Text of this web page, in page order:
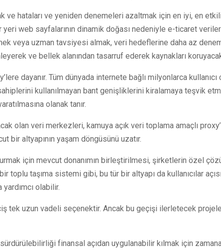
ve hataları ve yeniden denemeleri azaltmak için en iyi, en etkili
web sayfalarının dinamik doğası nedeniyle e-ticaret
veya uzman tavsiyesi almak, veri hedeflerine daha az
ve bellek alanından tasarruf ederek kaynakları
dayanır. Tüm dünyada internete bağlı milyonlarca kullanıcı
kullanılmayan bant genişliklerini kiralamaya teşvik
olanak tanır.
olan veri merkezleri, kamuya açık veri toplama amaçlı
bir altyapının yaşam döngüsünü uzatır.
için mevcut donanımın birleştirilmesi, şirketlerin özel
toplu taşıma sistemi gibi, bu tür bir altyapı da kullanıcılar
olabilir.
tek uzun vadeli seçenektir. Ancak bu geçişi ilerletecek
finansal açıdan uygulanabilir kılmak için